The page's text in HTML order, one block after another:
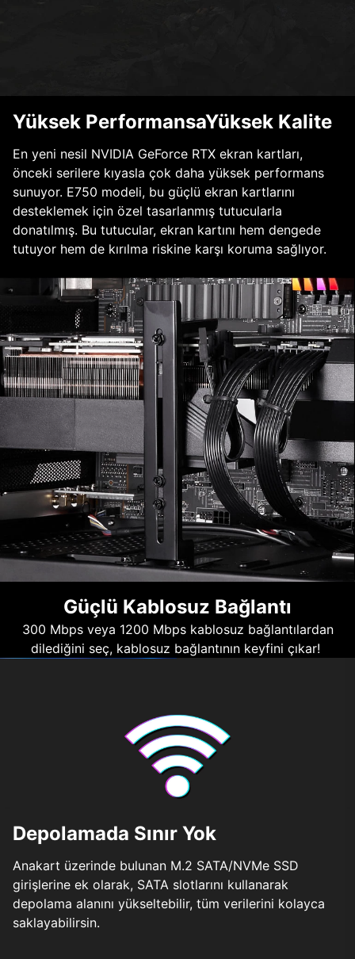
Yüksek PerformansaYüksek Kalite
En yeni nesil NVIDIA GeForce RTX ekran kartları,
önceki serilere kıyasla çok daha yüksek performans
sunuyor. E750 modeli, bu güçlü ekran kartlarını
desteklemek için özel tasarlanmış tutucularla
donatılmış. Bu tutucular, ekran kartını hem dengede
tutuyor hem de kırılma riskine karşı koruma sağlıyor.
Güçlü Kablosuz Bağlantı
300 Mbps veya 1200 Mbps kablosuz bağlantılardan
dilediğini seç, kablosuz bağlantının keyfini çıkar!
Depolamada Sınır Yok
Anakart üzerinde bulunan M.2 SATA/NVMe SSD
girişlerine ek olarak, SATA slotlarını kullanarak
depolama alanını yükseltebilir, tüm verilerini kolayca
saklayabilirsin.